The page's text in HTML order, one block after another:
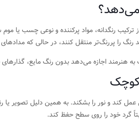
ترکیب رنگدانه، مواد پرکننده و نوعی چسب یا
رنگ را پررنگ‌تر منتقل کنند، در حالی که
هنرمند اجازه می‌دهد بدون رنگ مایع، گذارهای
کند و نور را بشکند. به همین دلیل تصویر
گرد خود را روی سطح حفظ کند.